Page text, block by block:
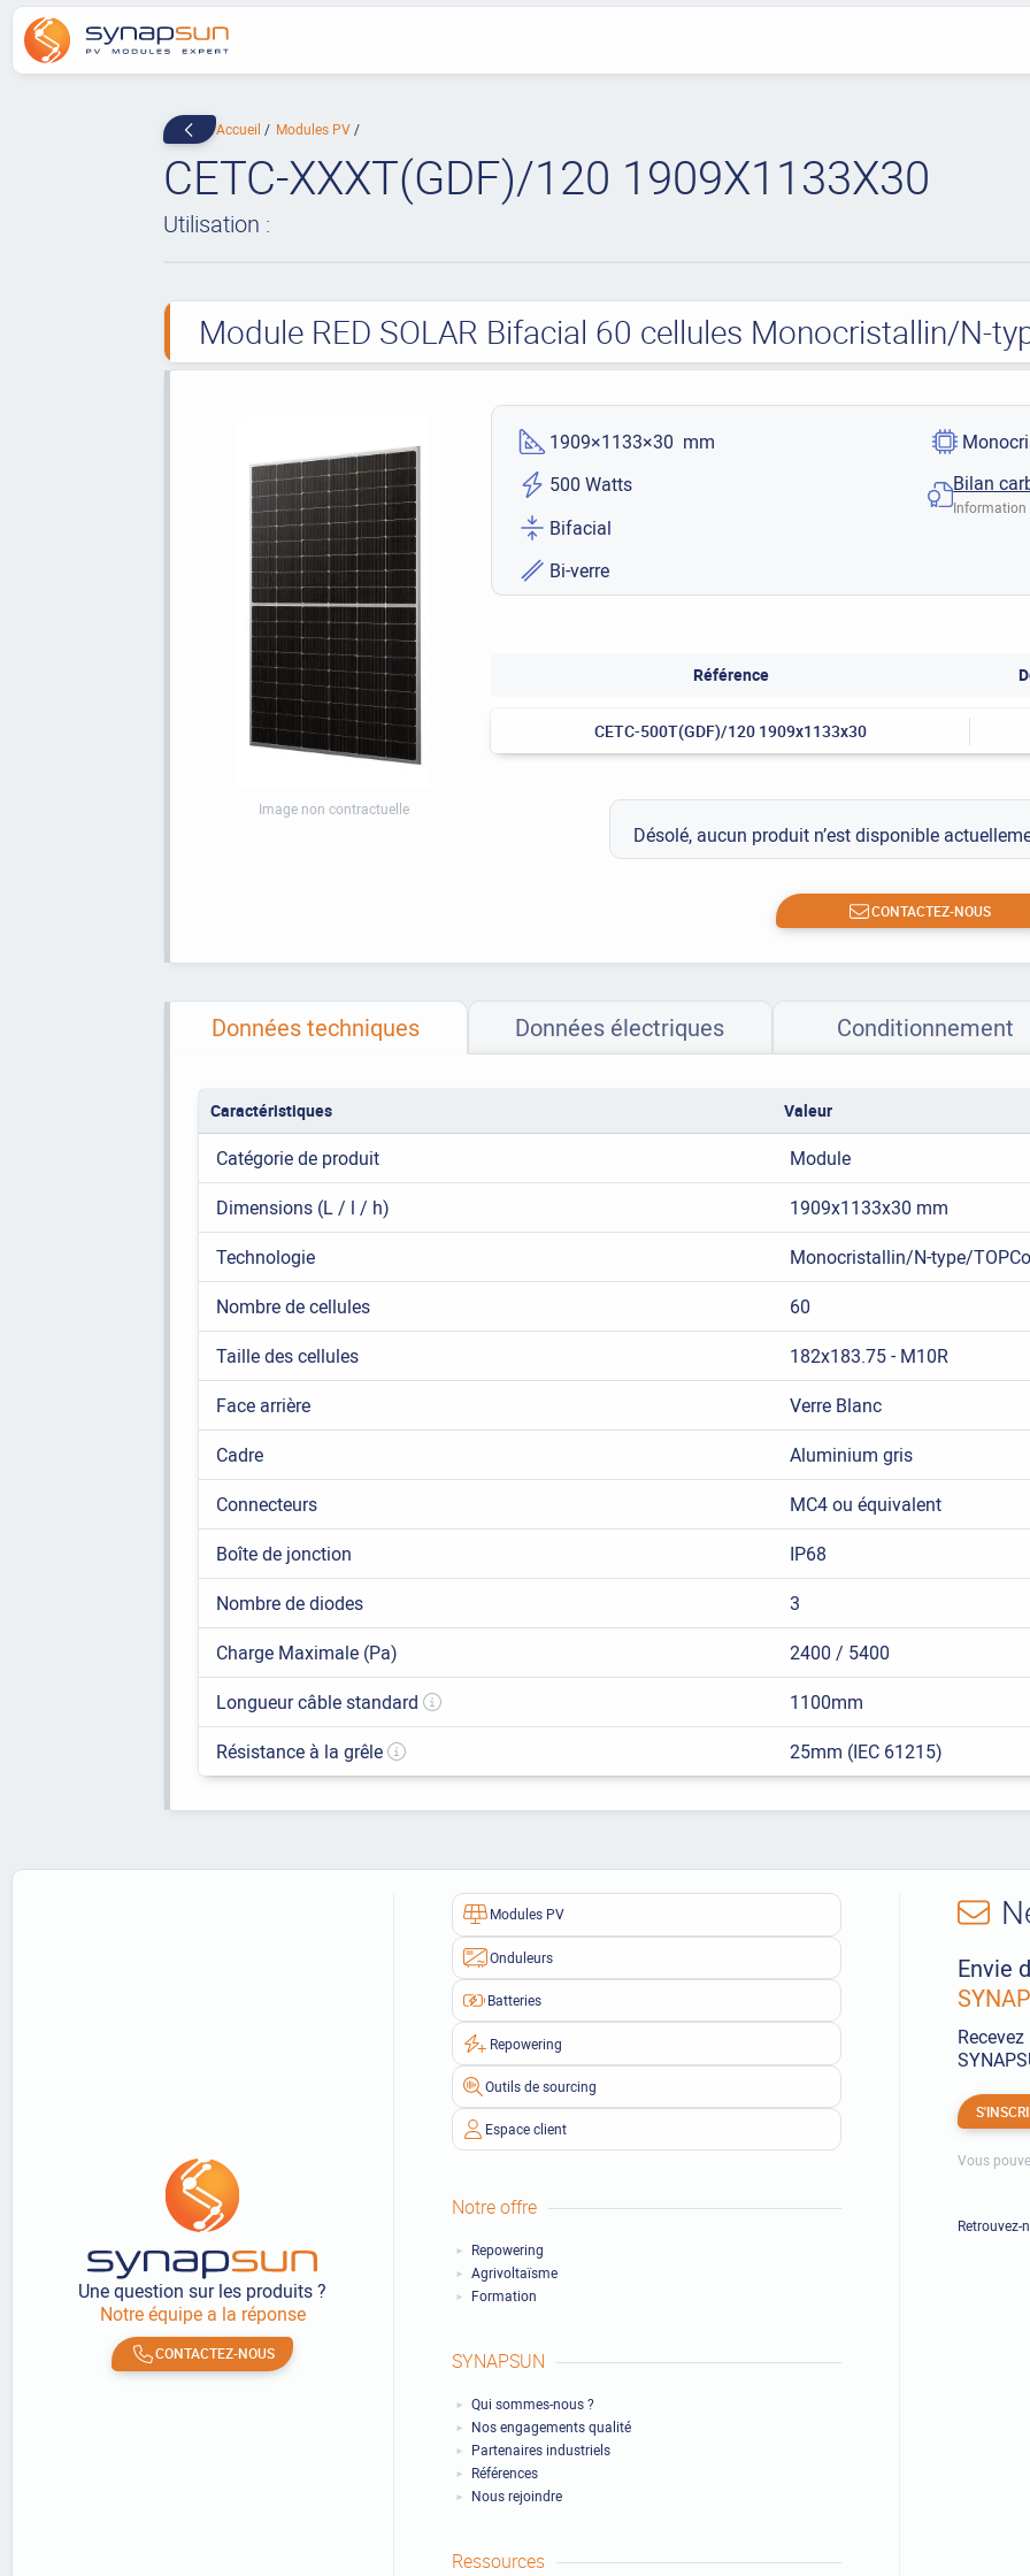
Accueil Modules PV
CETC-XXXT(GDF)/120 1909X1133X30
Utilisation :
Module RED SOLAR Bifacial 60 cellules Monocristallin/N-
Image non contractuelle
1909×1133×30 mm
500 Watts
Bifacial
Bi-verre
Bilan
Information
Référence
CETC-500T(GDF)/120 1909x1133x30
Désolé, aucun produit n’est disponible
CONTACTEZ-NOUS
Données techniques Données électriques Conditionnement
Caractéristiques Valeur
Catégorie de produit
Module
Dimensions (L / l / h)
1909x1133x30 mm
Technologie
Monocristallin/N-type/
Nombre de cellules
60
Taille des cellules
182x183.75 - M10R
Face arrière
Verre Blanc
Cadre
Aluminium gris
Connecteurs
MC4 ou équivalent
Boîte de jonction
IP68
Nombre de diodes
3
Charge Maximale (Pa)
2400 / 5400
Longueur câble standard
1100mm
Résistance à la grêle
25mm (IEC 61215)
Une question sur les produits ?
Notre équipe a la réponse
CONTACTEZ-NOUS
Modules PV
Onduleurs
Batteries
Repowering
Outils de sourcing
Espace client
Notre offre
Repowering
Agrivoltaïsme
Formation
SYNAPSUN
Qui sommes-nous ?
Nos engagements qualité
Partenaires industriels
Références
Nous rejoindre
Ressources
Envie
Vous
Retrouvez-